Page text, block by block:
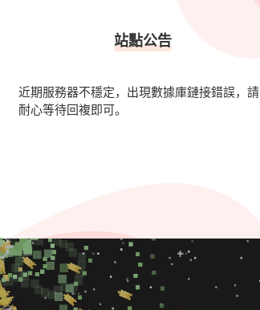
站點公告
近期服務器不穩定，出現數據庫鏈接錯誤，請
耐心等待回複即可。